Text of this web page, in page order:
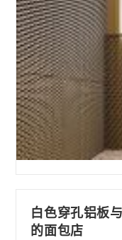
住
宅
立
面
白色穿孔铝板
的面包店